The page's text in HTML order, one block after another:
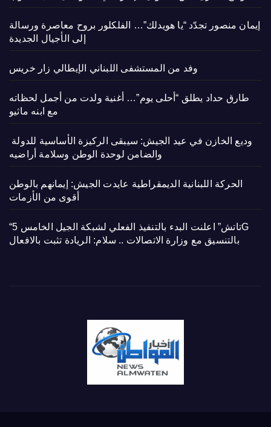
إيمان منصور تجدّد “يا هويدلك”… الفلكلور بروح معاصرة ورسالة
إلى الأجيال الجديدة
وفد من المستشفى اللبناني الإيطالي زار خريس
طارق حداد يطلق “أحلى يوم”… أغنية ولدت من أجمل لحظاته
مع ابنه ماثيو
والضامن لوحدة الوطن وسلامة أراضيه
الحركة اللبنانية الديمقراطية عايدت الجيش: إيمانهم بالوطن
أقوى من الأزمات
“تاتش” اعلنت البدء بالتنفيذ الفعلي لشبكة الجيل الخامس 5G
بالتنسيق مع وزارة الاتصالات .. سلام: الريادة تثبت بالافعال